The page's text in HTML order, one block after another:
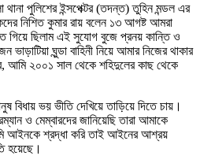
পুলিশের ইন্সপেক্টর (তদন্ত) তুহিন মন্ডল এর
নিশিত কুমার রায় বলেন ১৩ আগষ্ট আমরা
গিয়ে ছিলাম এই সুযোগ বুজে প্রনয় কান্তি ও
ঘুন্ডা বাহিনী নিয়ে আমার নিজের থাকার
আমি ২০০১ সাল থেকে শহিদুলের কাছ থেকে
বিধায় ভয় ভীতি দেখিয়ে তাড়িয়ে দিতে চায়।
ও মেম্বারদের জানিয়েছি তারা আমাকে
আইনকে শ্রদ্ধা করি তাই আইনের আশ্রয়
হয়েছে।